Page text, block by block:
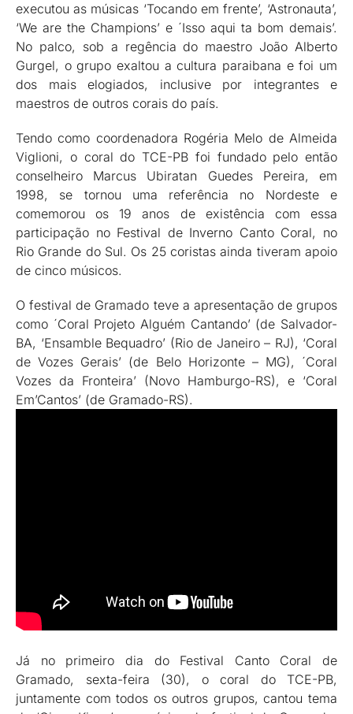
executou as músicas ‘Tocando em frente’, ‘Astronauta’,
‘We are the Champions’ e ´Isso aqui ta bom demais’.
No palco, sob a regência do maestro João Alberto
Gurgel, o grupo exaltou a cultura paraibana e foi um
dos mais elogiados, inclusive por integrantes e
maestros de outros corais do país.
Tendo como coordenadora Rogéria Melo de Almeida
Viglioni, o coral do TCE-PB foi fundado pelo então
conselheiro Marcus Ubiratan Guedes Pereira, em
1998, se tornou uma referência no Nordeste e
comemorou os 19 anos de existência com essa
participação no Festival de Inverno Canto Coral, no
Rio Grande do Sul. Os 25 coristas ainda tiveram apoio
de cinco músicos.
O festival de Gramado teve a apresentação de grupos
como ´Coral Projeto Alguém Cantando’ (de Salvador-
BA, ‘Ensamble Bequadro’ (Rio de Janeiro – RJ), ‘Coral
de Vozes Gerais’ (de Belo Horizonte – MG), ´Coral
Vozes da Fronteira’ (Novo Hamburgo-RS), e ‘Coral
Em’Cantos’ (de Gramado-RS).
Já no primeiro dia do Festival Canto Coral de
Gramado, sexta-feira (30), o coral do TCE-PB,
juntamente com todos os outros grupos, cantou tema